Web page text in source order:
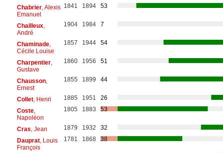
Chabrier, Alexis
Emanuel
1841 1894 53
Chailleux,
André
1904 1984 7
Chaminade,
Cécile Louise
1857 1944 54
Charpentier,
Gustave
1860 1956 51
Chausson,
Ernest
1855 1899 44
Collet, Henri 1885 1951
26
Coste,
Napoléon
1805 1883 53
Cras , Jean 1879 1932
32
Dauprat, Louis
François
1781 1868 38